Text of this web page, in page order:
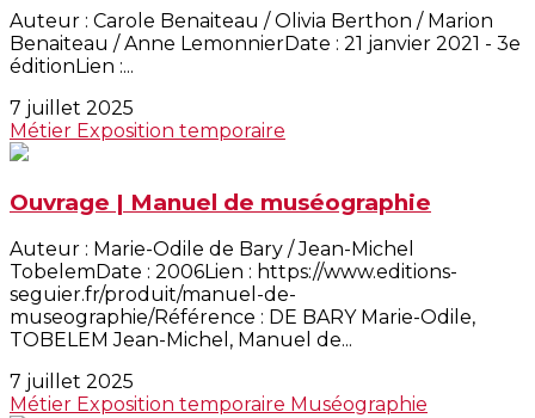
Auteur : Carole Benaiteau / Olivia Berthon / Marion
Benaiteau / Anne LemonnierDate : 21 janvier 2021 - 3e
éditionLien :...
7 juillet 2025
Métier Exposition temporaire
Ouvrage | Manuel de muséographie
Auteur : Marie-Odile de Bary / Jean-Michel
TobelemDate : 2006Lien : https://www.editions-
seguier.fr/produit/manuel-de-
museographie/Référence : DE BARY Marie-Odile,
TOBELEM Jean-Michel, Manuel de...
7 juillet 2025
Métier Exposition temporaire Muséographie